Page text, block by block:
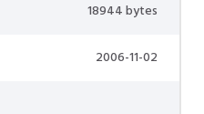
18944 bytes
2006-11-02